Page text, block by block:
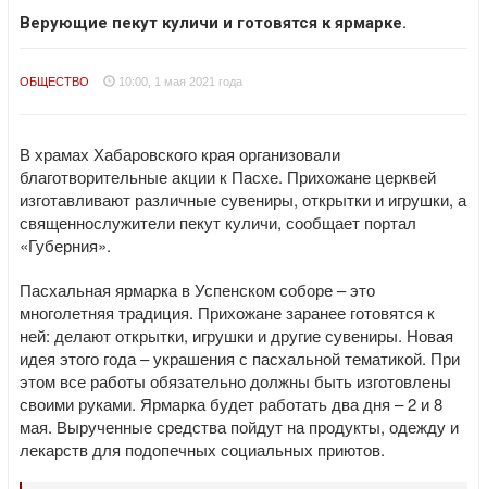
Верующие пекут куличи и готовятся к ярмарке.
ОБЩЕСТВО 10:00, 1 мая 2021 года
В храмах Хабаровского края организовали
благотворительные акции к Пасхе. Прихожане церквей
изготавливают различные сувениры, открытки и игрушки, а
священнослужители пекут куличи, сообщает портал
«Губерния».
Пасхальная ярмарка в Успенском соборе – это
многолетняя традиция. Прихожане заранее готовятся к
ней: делают открытки, игрушки и другие сувениры. Новая
идея этого года – украшения с пасхальной тематикой. При
этом все работы обязательно должны быть изготовлены
своими руками. Ярмарка будет работать два дня – 2 и 8
мая. Вырученные средства пойдут на продукты, одежду и
лекарств для подопечных социальных приютов.